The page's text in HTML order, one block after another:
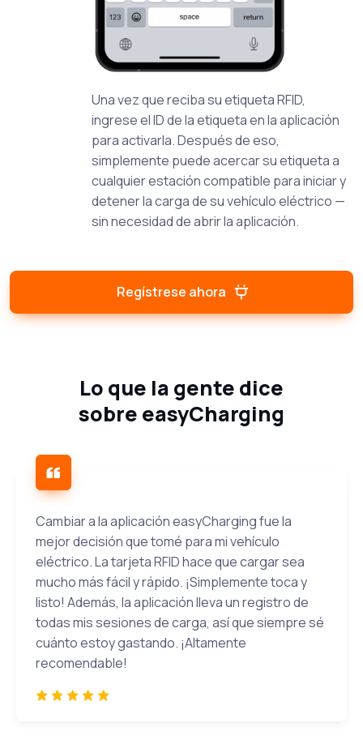
Una vez que reciba su etiqueta RFID,
ingrese el ID de la etiqueta en la aplicación
para activarla. Después de eso,
simplemente puede acercar su etiqueta a
cualquier estación compatible para iniciar y
detener la carga de su vehículo eléctrico —
sin necesidad de abrir la aplicación.
Regístrese ahora
Lo que la gente dice
sobre easyCharging
Cambiar a la aplicación easyCharging fue la
mejor decisión que tomé para mi vehículo
eléctrico. La tarjeta RFID hace que cargar sea
mucho más fácil y rápido. ¡Simplemente toca y
listo! Además, la aplicación lleva un registro de
todas mis sesiones de carga, así que siempre sé
cuánto estoy gastando. ¡Altamente
recomendable!